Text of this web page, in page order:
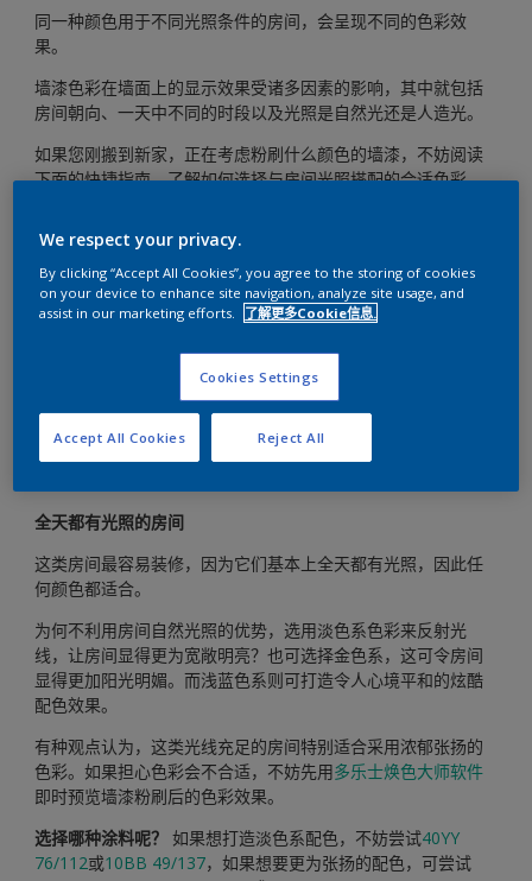
同一种颜色用于不同光照条件的房间，会呈现不同的色彩效
果。
墙漆色彩在墙面上的显示效果受诸多因素的影响，其中就包括
房间朝向、一天中不同的时段以及光照是自然光还是人造光。
如果您刚搬到新家，正在考虑粉刷什么颜色的墙漆，不妨阅读
下面的快捷指南，了解如何选择与房间光照搭配的合适色彩。
全天都有光照的房间
这类房间最容易装修，因为它们基本上全天都有光照，因此任
何颜色都适合。
为何不利用房间自然光照的优势，选用淡色系色彩来反射光
线，让房间显得更为宽敞明亮？也可选择金色系，这可令房间
显得更加阳光明媚。而浅蓝色系则可打造令人心境平和的炫酷
配色效果。
有种观点认为，这类光线充足的房间特别适合采用浓郁张扬的
色彩。如果担心色彩会不合适，不妨先用多乐士焕色大师软件
即时预览墙漆粉刷后的色彩效果。
选择哪种涂料呢？ 如果想打造淡色系配色，不妨尝试40YY
76/112或10BB 49/137，如果想要更为张扬的配色，可尝试
We respect your privacy.
By clicking “Accept All Cookies”, you agree to the storing of cookies
on your device to enhance site navigation, analyze site usage, and
assist in our marketing efforts.
了解更多Cookie信息.
Cookies Settings
Reject All
Accept All Cookies